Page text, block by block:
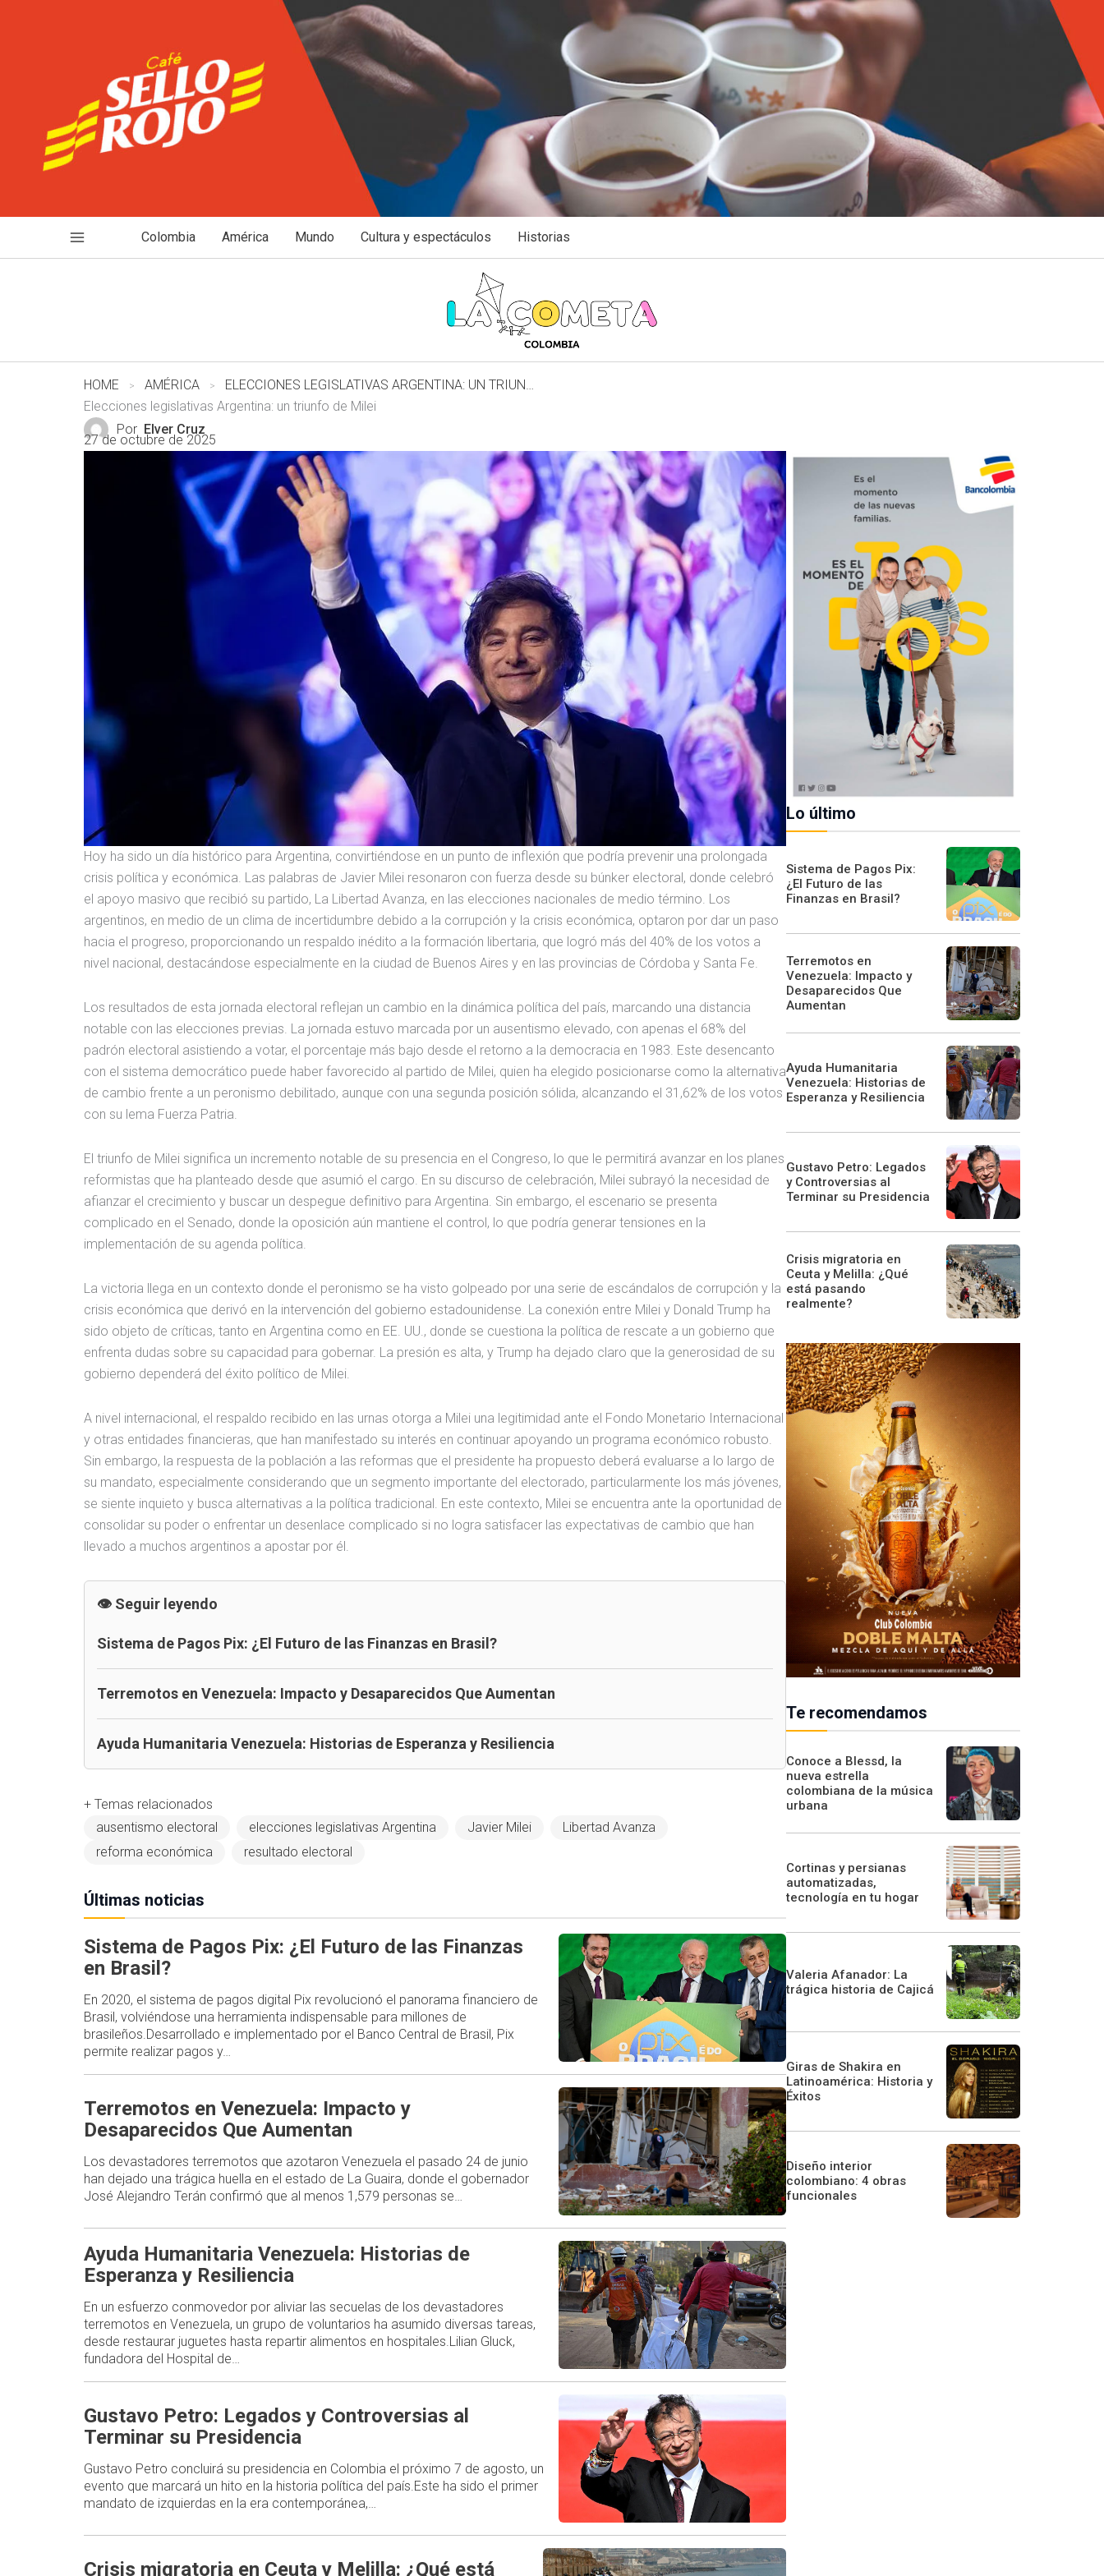
Colombia América Mundo Cultura y espectáculos Historias
HOME AMÉRICA
ELECCIONES LEGISLATIVAS ARGENTINA: UN TRIUNFO DE MILEI
Elecciones legislativas Argentina: un triunfo de Milei
Por Elver Cruz
27 de octubre de 2025
Hoy ha sido un día histórico para Argentina, convirtiéndose en un punto de inflexión que podría prevenir una prolongada
crisis política y económica. Las palabras de Javier Milei resonaron con fuerza desde su búnker electoral, donde celebró
el apoyo masivo que recibió su partido, La Libertad Avanza, en las elecciones nacionales de medio término. Los
argentinos, en medio de un clima de incertidumbre debido a la corrupción y la crisis económica, optaron por dar un paso
hacia el progreso, proporcionando un respaldo inédito a la formación libertaria, que logró más del 40% de los votos a
nivel nacional, destacándose especialmente en la ciudad de Buenos Aires y en las provincias de Córdoba y Santa Fe.
Los resultados de esta jornada electoral reflejan un cambio en la dinámica política del país, marcando una distancia
notable con las elecciones previas. La jornada estuvo marcada por un ausentismo elevado, con apenas el 68% del
padrón electoral asistiendo a votar, el porcentaje más bajo desde el retorno a la democracia en 1983. Este desencanto
con el sistema democrático puede haber favorecido al partido de Milei, quien ha elegido posicionarse como la alternativa
de cambio frente a un peronismo debilitado, aunque con una segunda posición sólida, alcanzando el 31,62% de los votos
con su lema Fuerza Patria.
El triunfo de Milei significa un incremento notable de su presencia en el Congreso, lo que le permitirá avanzar en los planes
reformistas que ha planteado desde que asumió el cargo. En su discurso de celebración, Milei subrayó la necesidad de
afianzar el crecimiento y buscar un despegue definitivo para Argentina. Sin embargo, el escenario se presenta
complicado en el Senado, donde la oposición aún mantiene el control, lo que podría generar tensiones en la
implementación de su agenda política.
La victoria llega en un contexto donde el peronismo se ha visto golpeado por una serie de escándalos de corrupción y la
crisis económica que derivó en la intervención del gobierno estadounidense. La conexión entre Milei y Donald Trump ha
sido objeto de críticas, tanto en Argentina como en EE. UU., donde se cuestiona la política de rescate a un gobierno que
enfrenta dudas sobre su capacidad para gobernar. La presión es alta, y Trump ha dejado claro que la generosidad de su
gobierno dependerá del éxito político de Milei.
A nivel internacional, el respaldo recibido en las urnas otorga a Milei una legitimidad ante el Fondo Monetario Internacional
y otras entidades financieras, que han manifestado su interés en continuar apoyando un programa económico robusto.
Sin embargo, la respuesta de la población a las reformas que el presidente ha propuesto deberá evaluarse a lo largo de
su mandato, especialmente considerando que un segmento importante del electorado, particularmente los más jóvenes,
se siente inquieto y busca alternativas a la política tradicional. En este contexto, Milei se encuentra ante la oportunidad de
consolidar su poder o enfrentar un desenlace complicado si no logra satisfacer las expectativas de cambio que han
llevado a muchos argentinos a apostar por él.
Seguir leyendo
Sistema de Pagos Pix: ¿El Futuro de las Finanzas en Brasil?
Terremotos en Venezuela: Impacto y Desaparecidos Que Aumentan
Ayuda Humanitaria Venezuela: Historias de Esperanza y Resiliencia
+ Temas relacionados
ausentismo electoral
elecciones legislativas Argentina Javier Milei
Libertad Avanza
reforma económica
resultado electoral
Últimas noticias
Sistema de Pagos Pix: ¿El Futuro de las Finanzas
en Brasil?
En 2020, el sistema de pagos digital Pix revolucionó el panorama financiero de
Brasil, volviéndose una herramienta indispensable para millones de
brasileños.Desarrollado e implementado por el Banco Central de Brasil, Pix
permite realizar pagos y…
Terremotos en Venezuela: Impacto y
Desaparecidos Que Aumentan
Los devastadores terremotos que azotaron Venezuela el pasado 24 de junio
han dejado una trágica huella en el estado de La Guaira, donde el gobernador
José Alejandro Terán confirmó que al menos 1,579 personas se…
Ayuda Humanitaria Venezuela: Historias de
Esperanza y Resiliencia
En un esfuerzo conmovedor por aliviar las secuelas de los devastadores
terremotos en Venezuela, un grupo de voluntarios ha asumido diversas tareas,
desde restaurar juguetes hasta repartir alimentos en hospitales.Lilian Gluck,
fundadora del Hospital de…
Gustavo Petro: Legados y Controversias al
Terminar su Presidencia
Gustavo Petro concluirá su presidencia en Colombia el próximo 7 de agosto, un
evento que marcará un hito en la historia política del país.Este ha sido el primer
mandato de izquierdas en la era contemporánea,…
Crisis migratoria en Ceuta y Melilla: ¿Qué está
Lo último
Sistema de Pagos Pix:
¿El Futuro de las
Finanzas en Brasil?
Terremotos en
Venezuela: Impacto y
Desaparecidos Que
Aumentan
Ayuda Humanitaria
Venezuela: Historias de
Esperanza y Resiliencia
Gustavo Petro: Legados
y Controversias al
Terminar su Presidencia
Crisis migratoria en
Ceuta y Melilla: ¿Qué
está pasando
realmente?
Te recomendamos
Conoce a Blessd, la
nueva estrella
colombiana de la música
urbana
Cortinas y persianas
automatizadas,
tecnología en tu hogar
Valeria Afanador: La
trágica historia de Cajicá
Giras de Shakira en
Latinoamérica: Historia y
Éxitos
Diseño interior
colombiano: 4 obras
funcionales